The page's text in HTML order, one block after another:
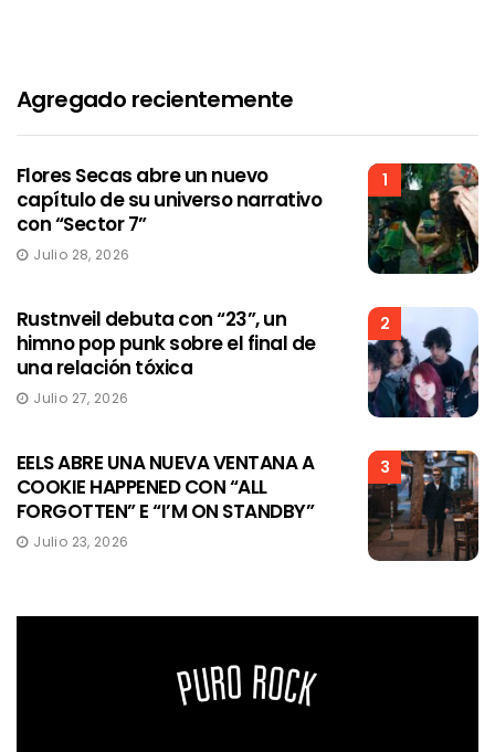
Agregado recientemente
1
Flores Secas abre un nuevo
capítulo de su universo narrativo
con “Sector 7”
Julio 28, 2026
2
Rustnveil debuta con “23”, un
himno pop punk sobre el final de
una relación tóxica
Julio 27, 2026
3
EELS ABRE UNA NUEVA VENTANA A
COOKIE HAPPENED CON “ALL
FORGOTTEN” E “I’M ON STANDBY”
Julio 23, 2026